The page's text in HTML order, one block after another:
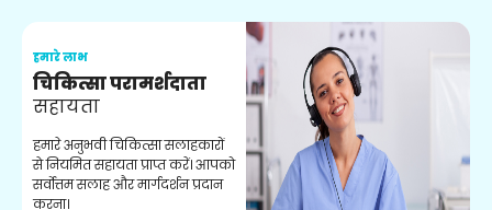
हमारे लाभ
चिकित्सा परामर्शदाता
सहायता
हमारे अनुभवी चिकित्सा सलाहकारों
से नियमित सहायता प्राप्त करें। आपको
सर्वोत्तम सलाह और मार्गदर्शन प्रदान
करना।